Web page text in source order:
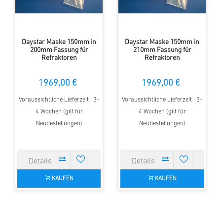
Daystar Maske 150mm in
200mm Fassung für
Refraktoren
1969,00 €
Voraussichtliche Lieferzeit : 3-
4 Wochen (gilt für
Neubestellungen)
KAUFEN
Daystar Maske 150mm in
210mm Fassung für
Refraktoren
1969,00 €
Voraussichtliche Lieferzeit : 3-
4 Wochen (gilt für
Neubestellungen)
KAUFEN